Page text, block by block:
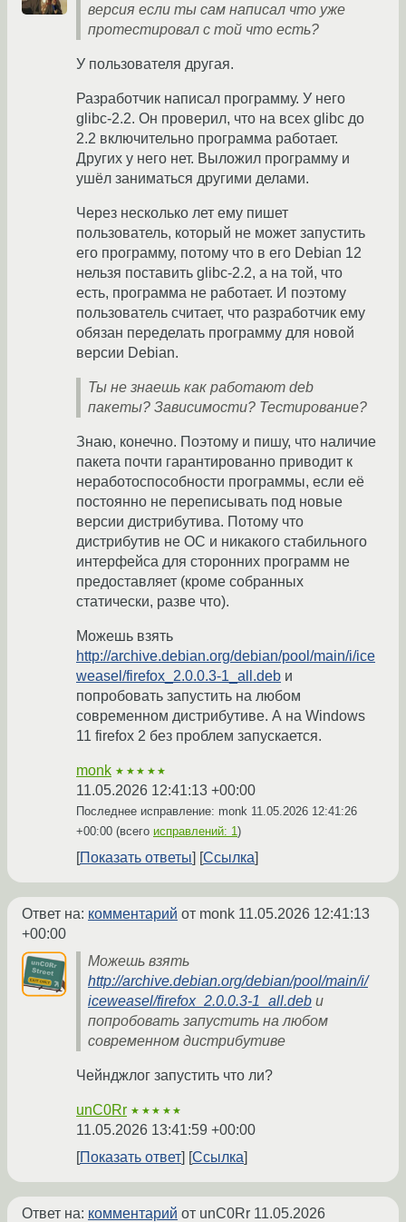
версия если ты сам написал что уже
протестировал с той что есть?
У пользователя другая.
Разработчик написал программу. У него
glibc-2.2. Он проверил, что на всех glibc до
2.2 включительно программа работает.
Других у него нет. Выложил программу и
ушёл заниматься другими делами.
Через несколько лет ему пишет
пользователь, который не может запустить
его программу, потому что в его Debian 12
нельзя поставить glibc-2.2, а на той, что
есть, программа не работает. И поэтому
пользователь считает, что разработчик ему
обязан переделать программу для новой
версии Debian.
Ты не знаешь как работают deb
пакеты? Зависимости? Тестирование?
Знаю, конечно. Поэтому и пишу, что наличие
пакета почти гарантированно приводит к
неработоспособности программы, если её
постоянно не переписывать под новые
версии дистрибутива. Потому что
дистрибутив не ОС и никакого стабильного
интерфейса для сторонних программ не
предоставляет (кроме собранных
статически, разве что).
Можешь взять
http://archive.debian.org/debian/pool/main/i/ice
weasel/firefox_2.0.0.3-1_all.deb и
попробовать запустить на любом
современном дистрибутиве. А на Windows
11 firefox 2 без проблем запускается.
monk ★★★★★
11.05.2026 12:41:13 +00:00
Последнее исправление: monk 11.05.2026 12:41:26
+00:00 (всего исправлений: 1 )
Показать ответы Ссылка
Ответ на: комментарий от monk 11.05.2026 12:41:13
+00:00
Можешь взять
http://archive.debian.org/debian/pool/main/i/
iceweasel/firefox_2.0.0.3-1_all.deb и
попробовать запустить на любом
современном дистрибутиве
Чейнджлог запустить что ли?
unC0Rr ★★★★★
11.05.2026 13:41:59 +00:00
Показать ответ
Ссылка
Ответ на: комментарий от unC0Rr 11.05.2026